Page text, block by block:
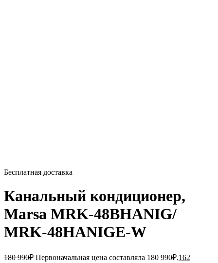
Бесплатная доставка
Канальный кондиционер,
Marsa MRK-48BHANIG/
MRK-48HANIGE-W
180 990₽ Первоначальная цена составляла 180 990₽.162